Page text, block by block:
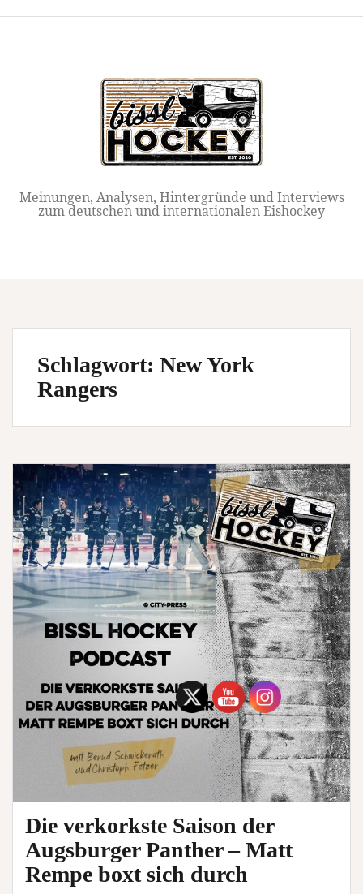
Meinungen, Analysen, Hintergründe und Interviews
zum deutschen und internationalen Eishockey
Schlagwort: New York
Rangers
Die verkorkste Saison der
Augsburger Panther – Matt
Rempe boxt sich durch